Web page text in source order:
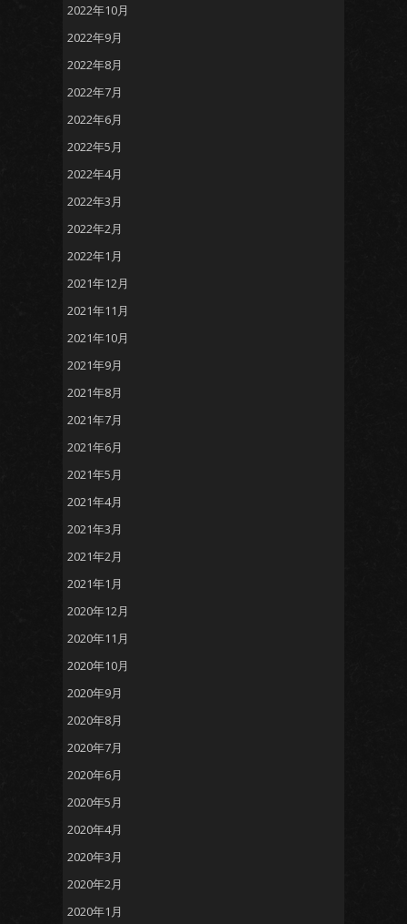
2022年10月
2022年9月
2022年8月
2022年7月
2022年6月
2022年5月
2022年4月
2022年3月
2022年2月
2022年1月
2021年12月
2021年11月
2021年10月
2021年9月
2021年8月
2021年7月
2021年6月
2021年5月
2021年4月
2021年3月
2021年2月
2021年1月
2020年12月
2020年11月
2020年10月
2020年9月
2020年8月
2020年7月
2020年6月
2020年5月
2020年4月
2020年3月
2020年2月
2020年1月